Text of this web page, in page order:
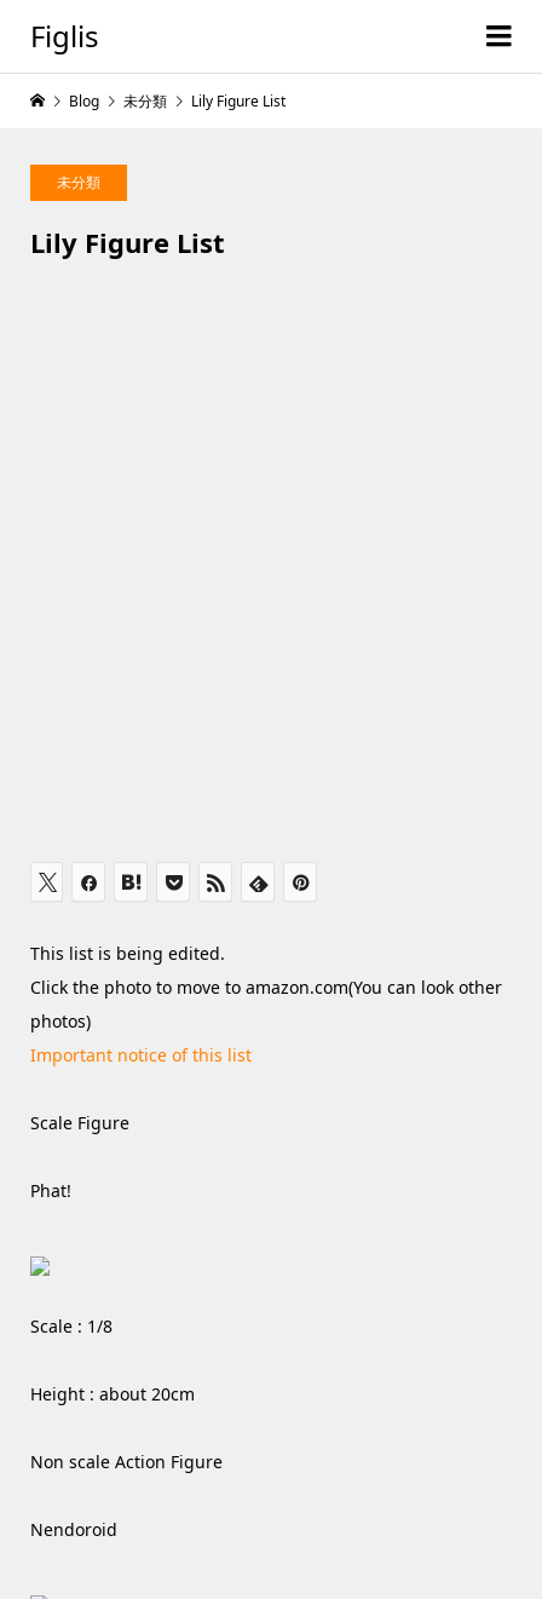
Figlis
未分類
Lily Figure List
Blog 未分類 Lily Figure List
This list is being edited.
Click the photo to move to amazon.com(You can look other
photos)
Important notice of this list
Scale Figure
Phat!
Scale : 1/8
Height : about 20cm
Non scale Action Figure
Nendoroid